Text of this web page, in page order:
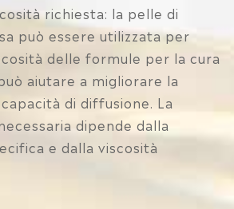
richiesta: la pelle di
può essere utilizzata per
delle formule per la cura
aiutare a migliorare la
di diffusione. La
dipende dalla
e dalla viscosità